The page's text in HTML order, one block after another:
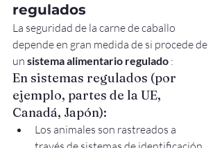
regulados
La seguridad de la carne de caballo
depende en gran medida de si procede de
un sistema alimentario regulado :
En sistemas regulados (por
ejemplo, partes de la UE,
Canadá, Japón):
Los animales son rastreados a